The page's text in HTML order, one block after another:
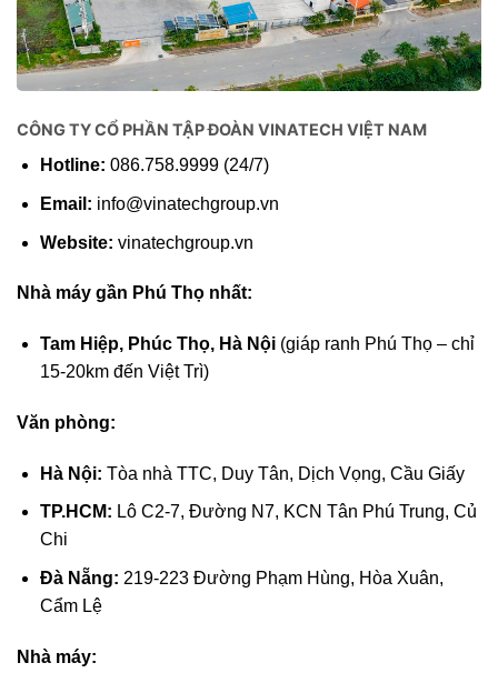
CÔNG TY CỔ PHẦN TẬP ĐOÀN VINATECH VIỆT NAM
Hotline: 086.758.9999 (24/7)
Email: info@vinatechgroup.vn
Website: vinatechgroup.vn
Nhà máy gần Phú Thọ nhất:
Tam Hiệp, Phúc Thọ, Hà Nội(giáp ranh Phú Thọ – chỉ
15-20km đến Việt Trì)
Văn phòng:
Hà Nội: Tòa nhà TTC, Duy Tân, Dịch Vọng, Cầu Giấy
TP.HCM: Lô C2-7, Đường N7, KCN Tân Phú Trung, Củ
Chi
Đà Nẵng: 219-223 Đường Phạm Hùng, Hòa Xuân,
Cẩm Lệ
Nhà máy: